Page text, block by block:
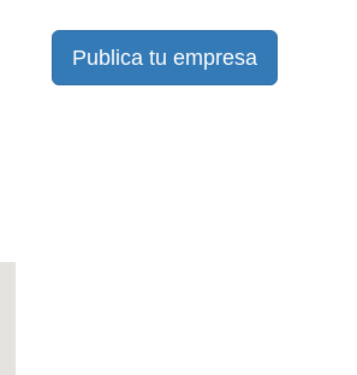
Publica tu empresa